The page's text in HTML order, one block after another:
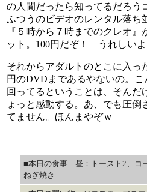
の人間だったら知ってるだろう
ふつうのビデオのレンタル落ち
『５時から７時までのクレオ
ット。100円だぞ！ うれしい
それからアダルトのとこに入っ
円のDVDまであるやないの。
回ってるということは、そんだ
ょっと感動する。あ、でも圧倒
てません。ほんまやぞｗ
■本日の食事 昼：トースト2、コ
ねぎ焼き